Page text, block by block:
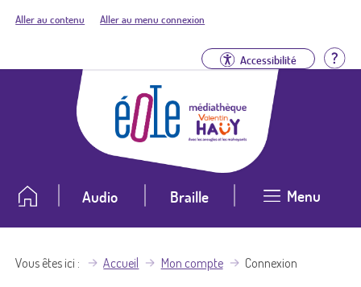
Aller au contenu Aller au menu connexion
Accessibilité
Audio Braille Menu
Vous êtes ici Accueil Mon compte Connexion